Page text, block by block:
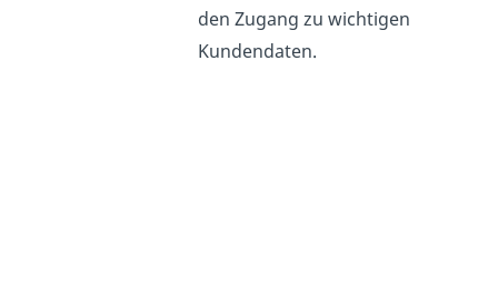
den Zugang zu wichtigen
Kundendaten.